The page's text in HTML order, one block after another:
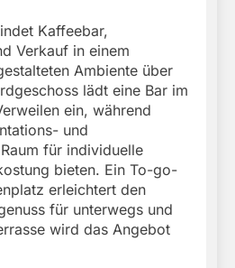
Kaffeebar,
Verkauf in einem
Ambiente über
lädt eine Bar im
ein, während
und
für individuelle
bieten. Ein To-go-
erleichtert den
für unterwegs und
wird das Angebot